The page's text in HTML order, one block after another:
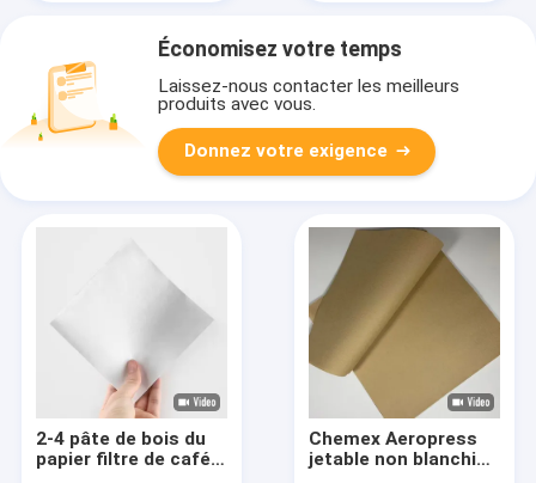
Économisez votre temps
Laissez-nous contacter les meilleurs
produits avec vous.
Donnez votre exigence
2-4 pâte de bois du
papier filtre de café
Chemex Aeropress
jetable non blanchi